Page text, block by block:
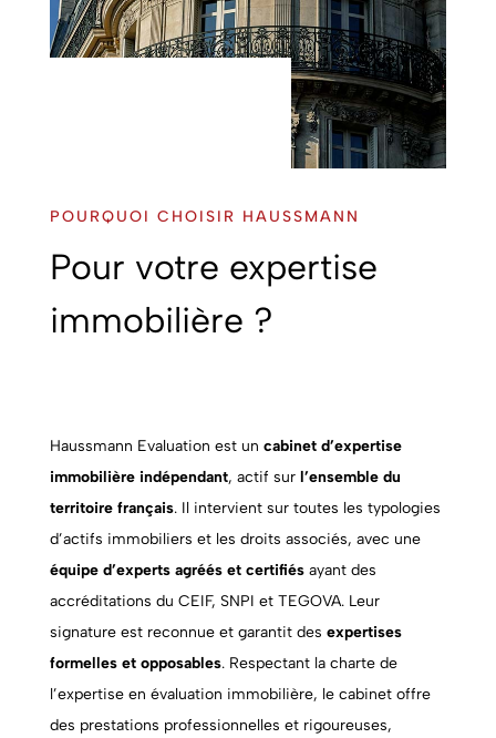
POURQUOI CHOISIR HAUSSMANN
Pour votre expertise
immobilière ?
Haussmann Evaluation est un cabinet d’expertise
immobilière indépendant, actif sur l’ensemble du
territoire français. Il intervient sur toutes les typologies
d’actifs immobiliers et les droits associés, avec une
équipe d’experts agréés et certifiésayant des
accréditations du CEIF, SNPI et TEGOVA. Leur
signature est reconnue et garantit des expertises
formelles et opposables. Respectant la charte de
l’expertise en évaluation immobilière, le cabinet offre
des prestations professionnelles et rigoureuses,